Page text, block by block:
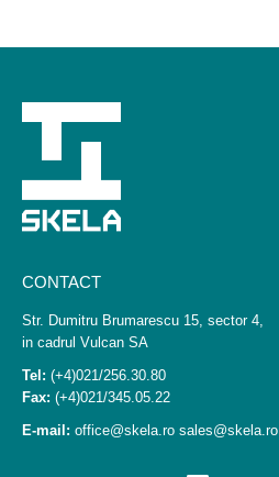
CONTACT
Str. Dumitru Brumarescu 15, sector 4,
in cadrul Vulcan SA
Tel: (+4)021/256.30.80
Fax: (+4)021/345.05.22
E-mail: office@skela.ro sales@skela.ro